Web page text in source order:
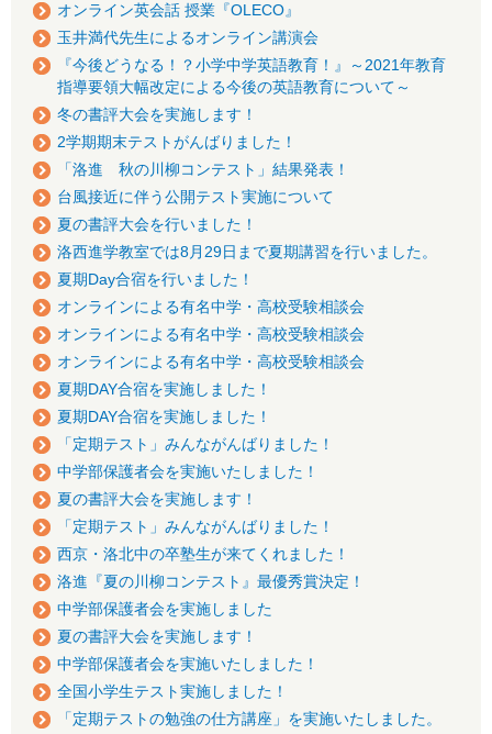
オンライン英会話 授業『OLECO』
玉井満代先生によるオンライン講演会
『今後どうなる！？小学中学英語教育！』～2021年教育
指導要領大幅改定による今後の英語教育について～
冬の書評大会を実施します！
2学期期末テストがんばりました！
「洛進 秋の川柳コンテスト」結果発表！
台風接近に伴う公開テスト実施について
夏の書評大会を行いました！
洛西進学教室では8月29日まで夏期講習を行いました。
夏期Day合宿を行いました！
オンラインによる有名中学・高校受験相談会
オンラインによる有名中学・高校受験相談会
オンラインによる有名中学・高校受験相談会
夏期DAY合宿を実施しました！
夏期DAY合宿を実施しました！
「定期テスト」みんながんばりました！
中学部保護者会を実施いたしました！
夏の書評大会を実施します！
「定期テスト」みんながんばりました！
西京・洛北中の卒塾生が来てくれました！
洛進『夏の川柳コンテスト』最優秀賞決定！
中学部保護者会を実施しました
夏の書評大会を実施します！
中学部保護者会を実施いたしました！
全国小学生テスト実施しました！
「定期テストの勉強の仕方講座」を実施いたしました。